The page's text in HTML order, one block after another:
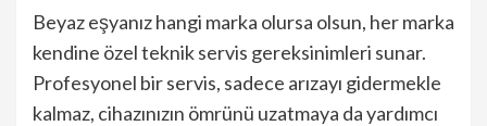
Beyaz eşyanız hangi marka olursa olsun, her marka
kendine özel teknik servis gereksinimleri sunar.
Profesyonel bir servis, sadece arızayı gidermekle
kalmaz, cihazınızın ömrünü uzatmaya da yardımcı